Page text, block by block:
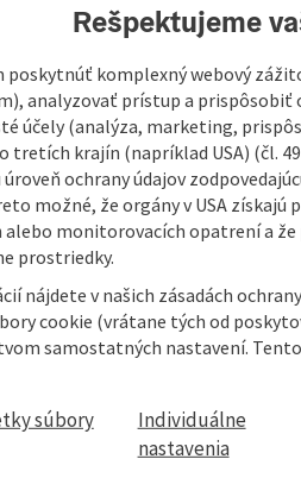
from our master bakery.
Rešpektujeme
poskytnúť komplexný webový
analyzovať prístup a prispôsobiť
účely (analýza, marketing,
tretích krajín (napríklad USA) (čl.
ochrany údajov
možné, že orgány v USA
monitorovacích opatrení a
prostriedky.
nájdete v našich zásadách
cookie (vrátane tých od
samostatných nastavení.
súbory
Individuálne
nastavenia